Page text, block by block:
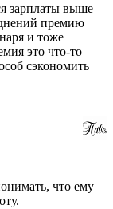
зарплаты выше
премию
и тоже
это что-то
сэкономить
что ему